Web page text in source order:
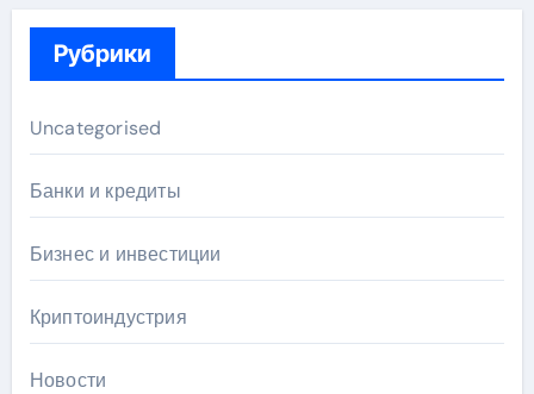
Рубрики
Uncategorised
Банки и кредиты
Бизнес и инвестиции
Криптоиндустрия
Новости